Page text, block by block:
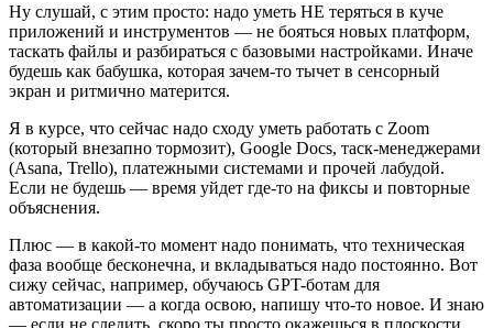
Ну слушай, с этим просто: надо уметь НЕ теряться в куче
приложений и инструментов — не бояться новых платформ,
таскать файлы и разбираться с базовыми настройками. Иначе
будешь как бабушка, которая зачем-то тычет в сенсорный
экран и ритмично матерится.
Я в курсе, что сейчас надо сходу уметь работать с Zoom
(который внезапно тормозит), Google Docs, таск-менеджерами
(Asana, Trello), платежными системами и прочей лабудой.
Если не будешь — время уйдет где-то на фиксы и повторные
объяснения.
Плюс — в какой-то момент надо понимать, что техническая
фаза вообще бесконечна, и вкладываться надо постоянно. Вот
сижу сейчас, например, обучаюсь GPT-ботам для
автоматизации — а когда освою, напишу что-то новое. И знаю
— если не следить, скоро ты просто окажешься в плоскости